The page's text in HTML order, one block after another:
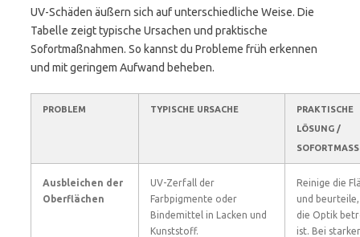
UV-Schäden äußern sich auf unterschiedliche Weise. Die
Tabelle zeigt typische Ursachen und praktische
Sofortmaßnahmen. So kannst du Probleme früh erkennen
und mit geringem Aufwand beheben.
PROBLEM TYPISCHE URSACHE
PRAKTISCHE
LÖSUNG /
Ausbleichen der
Oberflächen
UV-Zerfall der
Farbpigmente oder
Bindemittel in Lacken und
Kunststoff.
Reinige die
und
die Optik
ist. Bei